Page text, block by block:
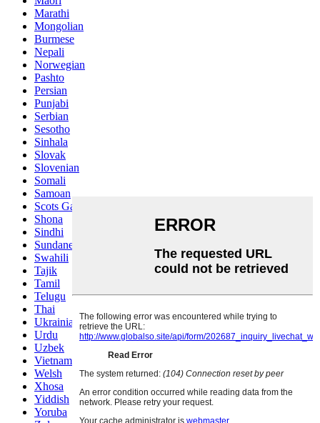
Marathi
Mongolian
Burmese
Nepali
Norwegian
Pashto
Persian
Punjabi
Serbian
Sesotho
Sinhala
Slovak
Slovenian
Somali
Samoan
Scots Gaelic
Shona
Sindhi
Sundanese
Swahili
Tajik
Tamil
Telugu
Thai
Ukrainian
Urdu
Uzbek
Vietnamese
Welsh
Xhosa
Yiddish
Yoruba